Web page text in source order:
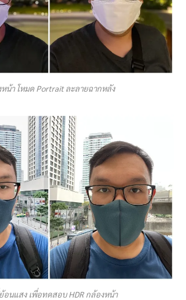
น้า โหมด Portrait ละลายฉากหลัง
อนแสง เพื่อทดสอบ HDR กล้องหน้า